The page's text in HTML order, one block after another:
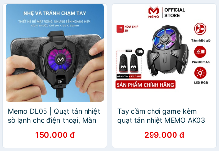
Memo DL05 | Quạt tản nhiệt
sò lạnh cho điện thoại, Màn
LED RGB, Tặng kèm bao tay
chơi game
150.000 đ
Tay cầm chơi game kèm
quạt tản nhiệt MEMO AK03
mát led rgb gaming dành
cho điện thoại
299.000 đ